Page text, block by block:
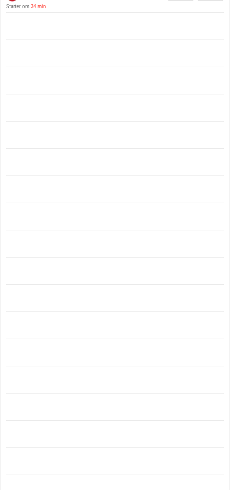
Starter om34 min